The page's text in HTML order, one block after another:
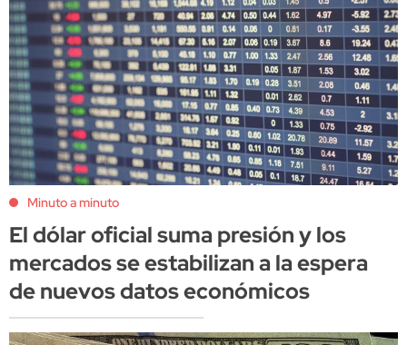
Minuto a minuto
El dólar oficial suma presión y los
mercados se estabilizan a la espera
de nuevos datos económicos